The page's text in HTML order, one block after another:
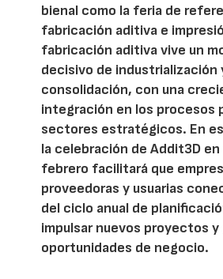
bienal como la feria de
fabricación aditiva e
fabricación aditiva vive un
decisivo de industrialización
consolidación, con una
integración en los procesos
sectores estratégicos. En
la celebración de Addit3D en
febrero facilitará que
proveedoras y usuarias
del ciclo anual de
impulsar nuevos proyectos y
oportunidades de negocio.